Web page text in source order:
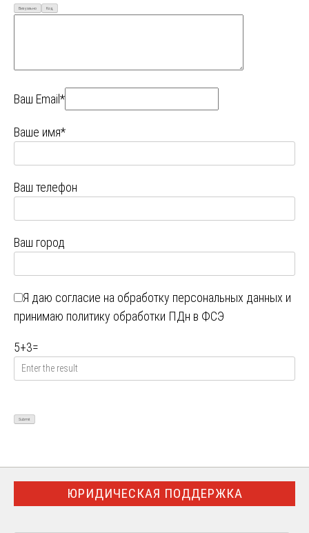
Визуально Код
Ваш Email*
Ваше имя*
Ваш телефон
Ваш город
Я даю согласие на обработку персональных данных и
принимаю политику обработки ПДн в ФСЭ
5+3=
ЮРИДИЧЕСКАЯ ПОДДЕРЖКА